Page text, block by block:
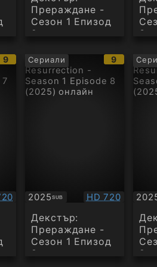
Прераждане -
Сезон 1 Епизод
2
3
IMDb
рейтинг:
9 Сериали
IMDb
рейтинг:
9
2025SUB
Субтитри Качество:
HD 720
Декстър:
Прераждане -
Сезон 1 Епизод
8
9